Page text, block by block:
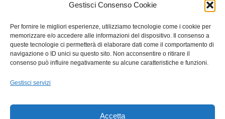
Gestisci Consenso Cookie
Per fornire le migliori esperienze, utilizziamo tecnologie come i cookie per
memorizzare e/o accedere alle informazioni del dispositivo. Il consenso a
queste tecnologie ci permetterà di elaborare dati come il comportamento di
navigazione o ID unici su questo sito. Non acconsentire o ritirare il
consenso può influire negativamente su alcune caratteristiche e funzioni.
Gestisci servizi
Accetta
privacy & cookies
Iscriviti alla nostra Newsletter
Email*